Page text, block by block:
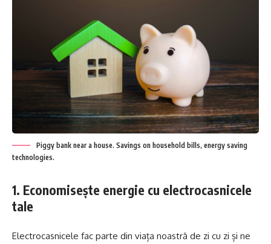
Piggy bank near a house. Savings on household bills, energy saving
technologies.
1. Economisește energie cu electrocasnicele
tale
Electrocasnicele fac parte din viața noastră de zi cu zi și ne